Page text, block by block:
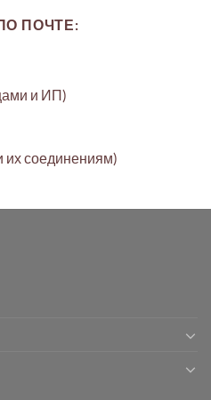
ПОЧТЕ:
и ИП)
их соединениям)